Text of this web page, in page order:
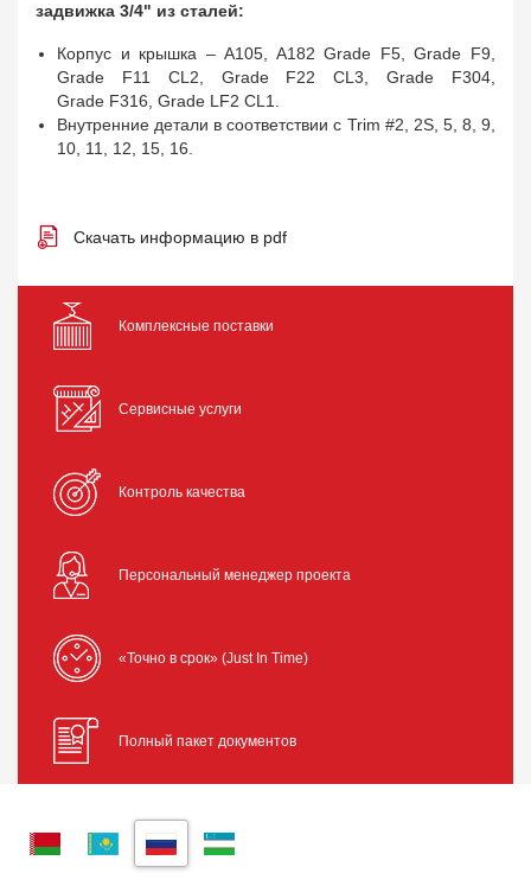
задвижка 3/4" из сталей:
Корпус и крышка – A105, A182 Grade F5, Grade F9,
Grade F11 CL2, Grade F22 CL3, Grade F304,
Grade F316, Grade LF2 CL1.
Внутренние детали в соответствии с Trim #2, 2S, 5, 8, 9,
10, 11, 12, 15, 16.
Скачать информацию в pdf
Комплексные поставки
Сервисные услуги
Контроль качества
Персональный менеджер проекта
«Точно в срок» (Just In Time)
Полный пакет документов